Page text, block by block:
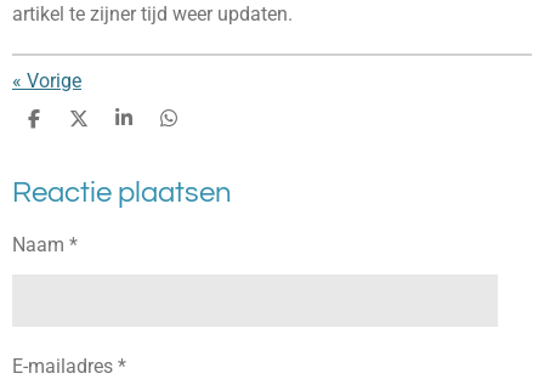
artikel te zijner tijd weer updaten.
« Vorige
D
e
n
D
l
S
r
e
D
e
n
Reactie plaatsen
Naam *
E-mailadres *